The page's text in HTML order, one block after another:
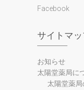
Facebook
サイトマ
お知らせ
太陽堂薬局に
太陽堂薬局